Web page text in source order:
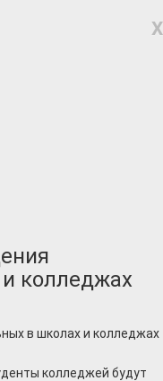
X
колледжах
колледжей будут